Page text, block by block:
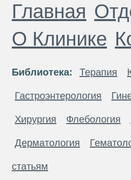
Главная
О Клинике
Библиотека: Терапия
Гастроэнтерология
Хирургия Флебология
Дерматология
статьям